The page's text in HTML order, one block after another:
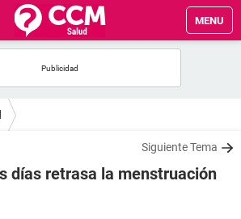
MENU
Siguiente Tema
días retrasa la menstruación